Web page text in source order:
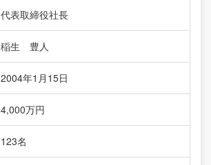
代表取締役社長
稲生 豊人
2004年1月15日
4,000万円
123名